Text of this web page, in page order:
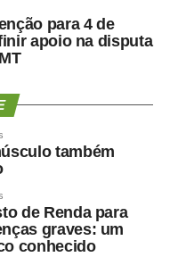
qualificadas e de
e a
de sermos referência
de cirurgias eletivas
mais acesso
aos usuários do
emergência,
de
Tratamento de
para 4 de
apoio na disputa
também
de Renda para
graves: um
conhecido